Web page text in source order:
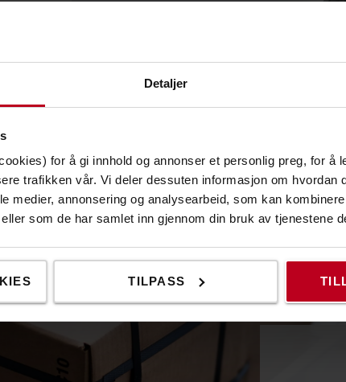
Detaljer
for å gi innhold og annonser et personlig preg, for å
trafikken vår. Vi deler dessuten informasjon om hvordan
medier, annonsering og analysearbeid, som kan
som de har samlet inn gjennom din bruk av tjenestene
TILPASS